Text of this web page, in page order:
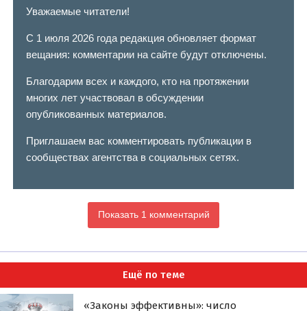
Уважаемые читатели!
С 1 июля 2026 года редакция обновляет формат
вещания: комментарии на сайте будут отключены.
Благодарим всех и каждого, кто на протяжении
многих лет участвовал в обсуждении
опубликованных материалов.
Приглашаем вас комментировать публикации в
сообществах агентства в социальных сетях.
Показать 1 комментарий
Ещё по теме
«Законы эффективны»: число